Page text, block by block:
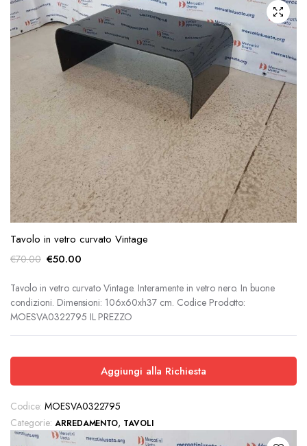
Tavolo in vetro curvato Vintage
€70.00 Il
originale
era:
€70.00.
€50.00Il
attuale
è:
€50.00.
Tavolo in vetro curvato Vintage. Interamente in vetro nero. In buone
condizioni. Dimensioni: 106x60xh37 cm. Codice Prodotto:
MOESVA0322795 IL PREZZO
Aggiungi alla Richiesta
Codice: MOESVA0322795
Categorie: ARREDAMENTO, TAVOLI